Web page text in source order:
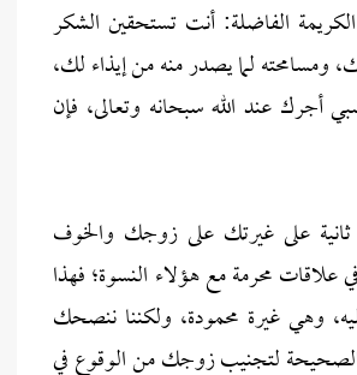
الكريمة الفاضلة: أنت تستحقين الشكر
لما يصدر منه من إيذاء لك،
أجرك عند الله سبحانه وتعالى، فإن
على غيرتك على زوجك والخوف
علاقات محرمة مع هؤلاء النسوة؛ فهذا
وهي غيرة محمودة، ولكننا ننصحك
الصحيحة لتجنيب زوجك من الوقوع في